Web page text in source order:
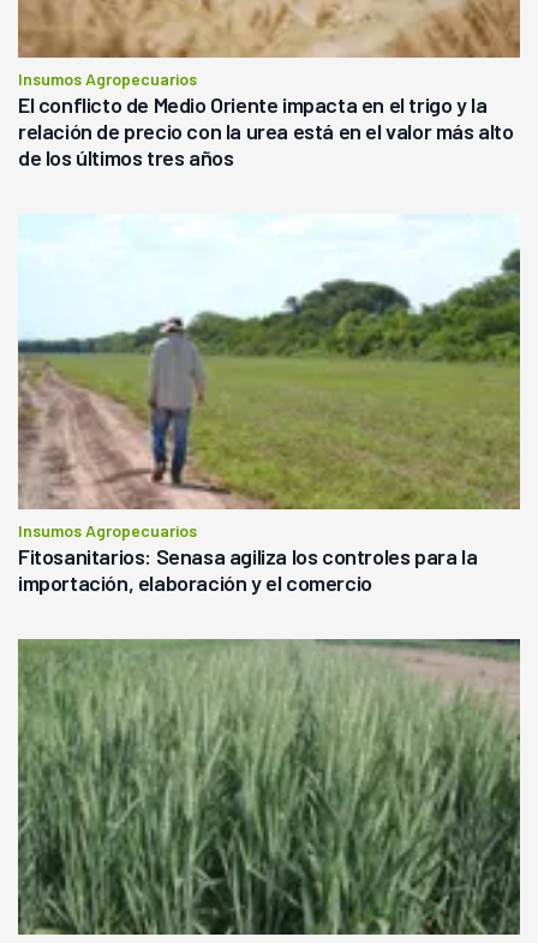
Insumos Agropecuarios
El conflicto de Medio Oriente impacta en el trigo y la
relación de precio con la urea está en el valor más alto
de los últimos tres años
Insumos Agropecuarios
Fitosanitarios: Senasa agiliza los controles para la
importación, elaboración y el comercio